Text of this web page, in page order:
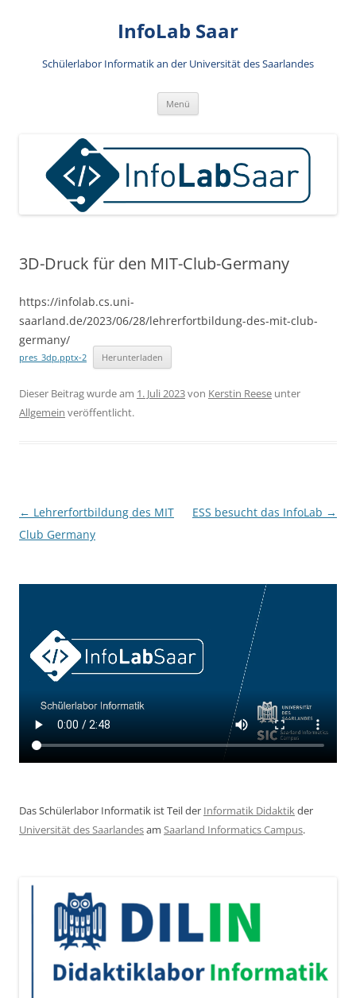
InfoLab Saar
Schülerlabor Informatik an der Universität des Saarlandes
Menü
3D-Druck für den MIT-Club-Germany
https://infolab.cs.uni-
saarland.de/2023/06/28/lehrerfortbildung-des-mit-club-
germany/
pres_3dp.pptx-2 Herunterladen
Dieser Beitrag wurde am 1. Juli 2023von Kerstin Reese unter
Allgemein veröffentlicht.
Beitragsnavigation
← Lehrerfortbildung des MIT
Club Germany
ESS besucht das InfoLab →
Das Schülerlabor Informatik ist Teil der Informatik Didaktikder
Universität des Saarlandesam Saarland Informatics Campus.